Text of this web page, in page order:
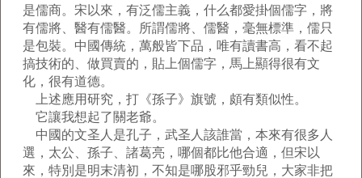
是儒商。宋以來，有泛儒主義，什么都愛掛個儒字，將
有儒將、醫有儒醫。所謂儒將、儒醫，毫無標準，儒只
是包裝。中國傳統，萬般皆下品，唯有讀書高，看不起
搞技術的、做買賣的，貼上個儒字，馬上顯得很有文
化，很有道德。
上述應用研究，打《孫子》旗號，頗有類似性。
它讓我想起了關老爺。
中國的文圣人是孔子，武圣人該誰當，本來有很多人
選，太公、孫子、諸葛亮，哪個都比他合適，但宋以
來，特別是明末清初，不知是哪股邪乎勁兒，大家非把